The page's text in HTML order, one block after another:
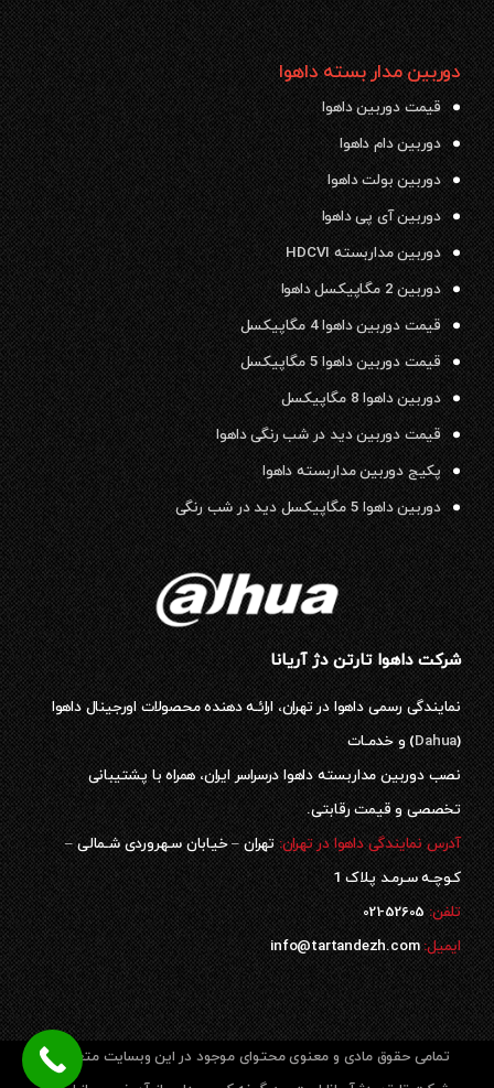
دوربین مدار بسته داهوا
قیمت دوربین داهوا
دوربین دام داهوا
دوربین بولت داهوا
دوربین آی پی داهوا
دوربین مداربسته HDCVI
دوربین 2 مگاپیکسل داهوا
قیمت دوربین داهوا 4 مگاپیکسل
قیمت دوربین داهوا 5 مگاپیکسل
دوربین داهوا 8 مگاپیکسل
قیمت دوربین دید در شب رنگی داهوا
پکیج دوربین مداربسته داهوا
دوربین داهوا 5 مگاپیکسل دید در شب رنگی
شرکت داهوا تارتن دژ آریانا
نمایندگی رسمی داهوا در تهران، ارائـه دهنده محصولات اورجینال داهوا
(
Dahua) و خدمـات
نصب دوربین مداربسته داهوا درسراسر ایران، همراه با پشتیبانی
تخصصی و قیمت رقابتی.
آدرس نمایندگی داهوا در تهران:تهران – خیابان سـهروردی شـمالی –
کـوچـه سـرمـد پلاک 1
تلفن:52605-021
ایمیل:info@tartandezh.com
تمامی حقوق مادی و معنوی محتوای موجود در این وبسایت متعلق به